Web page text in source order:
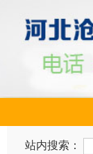
站内搜索：